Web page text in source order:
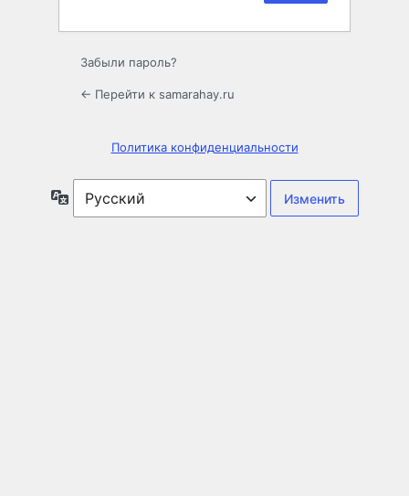
Забыли пароль?
← Перейти к samarahay.ru
Политика конфиденциальности
Язык